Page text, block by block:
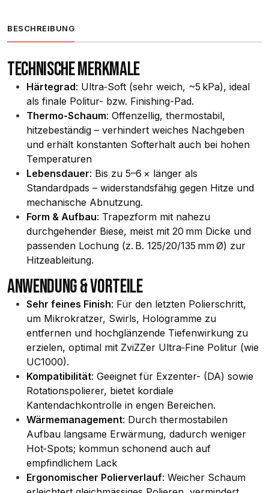
BESCHREIBUNG
TECHNISCHE MERKMALE
Härtegrad: Ultra‑Soft (sehr weich, ~5 kPa), ideal
als finale Politur- bzw. Finishing-Pad.
Thermo-Schaum: Offenzellig, thermostabil,
hitzebeständig – verhindert weiches Nachgeben
und erhält konstanten Softerhalt auch bei hohen
Temperaturen
Lebensdauer: Bis zu 5–6 × länger als
Standardpads – widerstandsfähig gegen Hitze und
mechanische Abnutzung.
Form & Aufbau: Trapezform mit nahezu
durchgehender Biese, meist mit 20 mm Dicke und
passenden Lochung (z. B. 125/20/135 mm Ø) zur
Hitzeableitung.
ANWENDUNG & VORTEILE
Sehr feines Finish: Für den letzten Polierschritt,
um Mikrokratzer, Swirls, Hologramme zu
entfernen und hochglänzende Tiefenwirkung zu
erzielen, optimal mit ZviZZer Ultra‑Fine Politur (wie
UC1000).
Kompatibilität: Geeignet für Exzenter- (DA) sowie
Rotationspolierer, bietet kordiale
Kantendachkontrolle in engen Bereichen.
Wärmemanagement: Durch thermostabilen
Aufbau langsame Erwärmung, dadurch weniger
Hot‑Spots; kommun schonend auch auf
empfindlichem Lack
Ergonomischer Polierverlauf: Weicher Schaum